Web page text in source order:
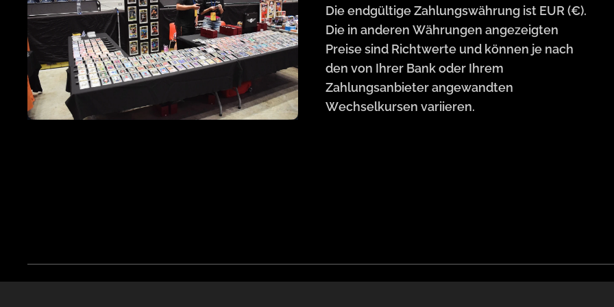
Die endgültige Zahlungswährung ist EUR (€).
Die in anderen Währungen angezeigten
Preise sind Richtwerte und können je nach
den von Ihrer Bank oder Ihrem
Zahlungsanbieter angewandten
Wechselkursen variieren.